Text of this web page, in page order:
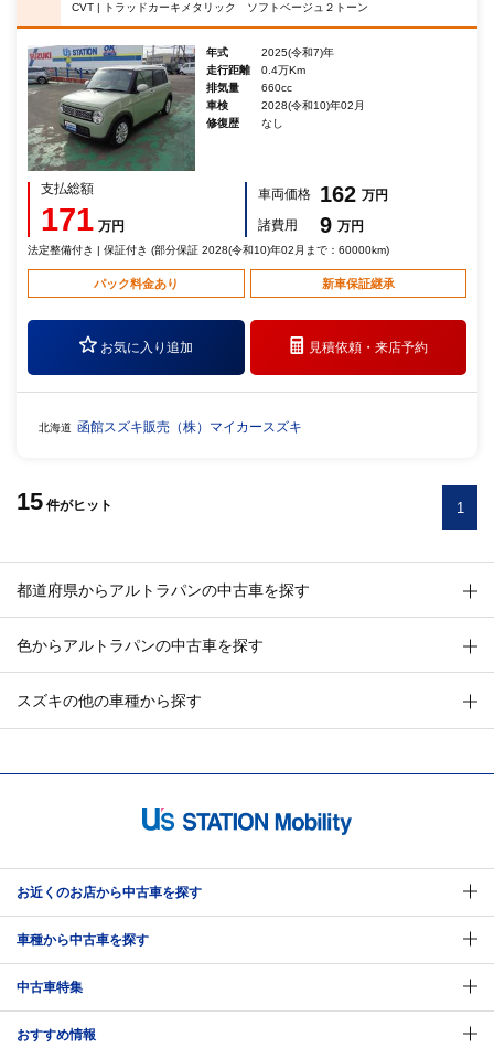
CVT | トラッドカーキメタリック ソフトベージュ２トーン
年式
2025(令和7)年
走行距離
0.4万Km
排気量
660cc
車検
2028(令和10)年02月
修復歴
なし
支払総額
171 万円
車両価格 162 万円
諸費用
9 万円
法定整備付き | 保証付き (部分保証 2028(令和10)年02月まで：60000km)
パック料金あり 新車保証継承
お気に入り追加 見積依頼・来店予約
北海道 函館スズキ販売（株）マイカースズキ
15 件がヒット 1
都道府県からアルトラパンの中古車を探す
色からアルトラパンの中古車を探す
スズキの他の車種から探す
お近くのお店から中古車を探す
車種から中古車を探す
中古車特集
おすすめ情報